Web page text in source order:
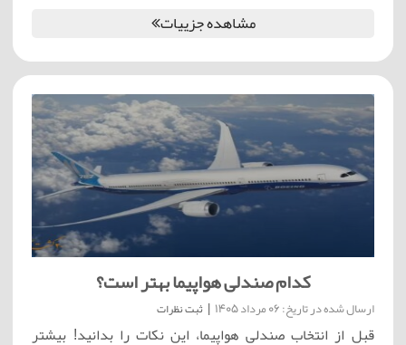
مشاهده جزییات
کدام صندلی هواپیما بهتر است؟
ارسال شده در تاریخ: 06 مرداد 1405 | ثبت نظرات
قبل از انتخاب صندلی هواپیما، این نکات را بدانید! بیشتر